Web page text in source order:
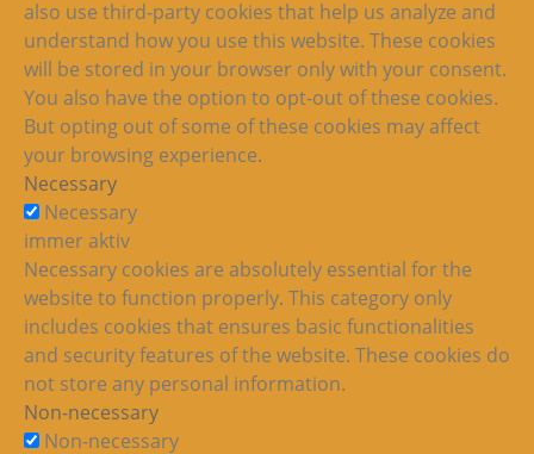
also use third-party cookies that help us analyze and
understand how you use this website. These cookies
will be stored in your browser only with your consent.
You also have the option to opt-out of these cookies.
But opting out of some of these cookies may affect
your browsing experience.
Necessary
Necessary
immer aktiv
Necessary cookies are absolutely essential for the
website to function properly. This category only
includes cookies that ensures basic functionalities
and security features of the website. These cookies do
not store any personal information.
Non-necessary
Non-necessary